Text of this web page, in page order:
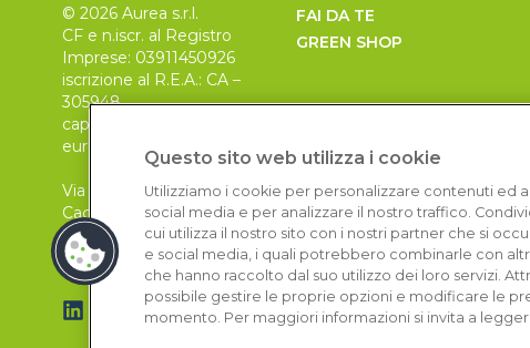
© 2026 Aurea s.r.l.
CF e n.iscr. al Registro
Imprese: 03911450926
iscrizione al R.E.A.: CA –
305948
capitale sociale 30.000
euro, i.v.
Via Pietro Leo n. 6
Cagliari
09129
FAI DA TE
GREEN SHOP
Questo sito web utilizza i cookie
Utilizziamo i cookie per personalizzare contenuti ed
social media e per analizzare il nostro traffico.
cui utilizza il nostro sito con i nostri partner che si
e social media, i quali potrebbero combinarle con
che hanno raccolto dal suo utilizzo dei loro servizi.
possibile gestire le proprie opzioni e modificare le
momento. Per maggiori informazioni si invita a